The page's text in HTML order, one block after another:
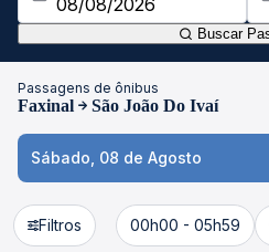
Buscar
Passagens de ônibus
Faxinal São João Do Ivaí
Sábado, 08 de Agosto
Filtros 00h00 - 05h59